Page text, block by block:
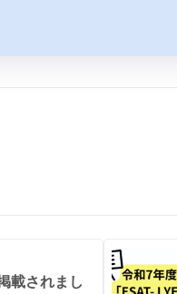
載されまし